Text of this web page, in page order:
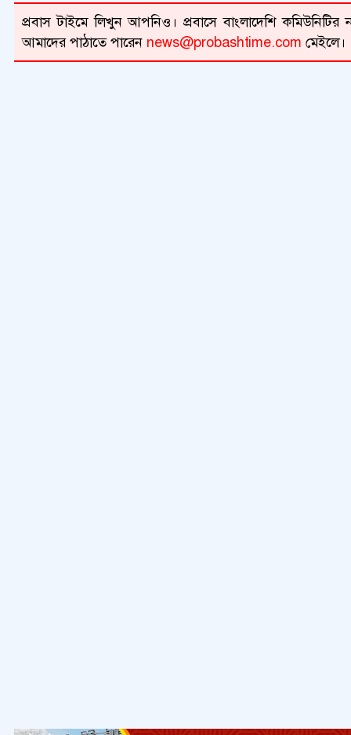
প্রবাস টাইমে লিখুন আপনিও। প্রবাসে বাংলাদেশি
আমাদের পাঠাতে পারেন news@probashtime.com মেইলে।